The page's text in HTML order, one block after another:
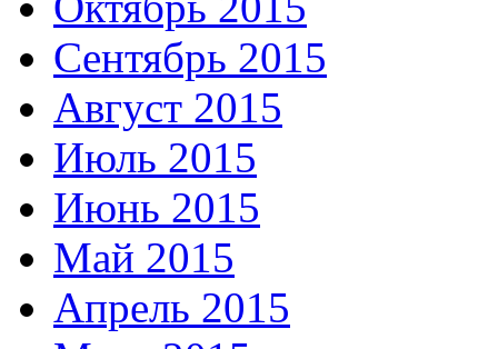
Сентябрь 2015
Август 2015
Июль 2015
Июнь 2015
Май 2015
Апрель 2015